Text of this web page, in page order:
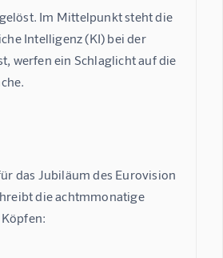
Im Mittelpunkt steht die
Intelligenz (KI) bei der
werfen ein Schlaglicht auf die
das Jubiläum des Eurovision
die achtmmonatige